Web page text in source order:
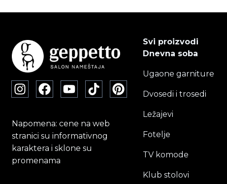
Napomena: cene na web
stranici su informativnog
karaktera i sklone su
promenama
Svi proizvodi
Dnevna soba
Ugaone garniture
Dvosedi i trosedi
Ležajevi
Fotelje
TV komode
Klub stolovi